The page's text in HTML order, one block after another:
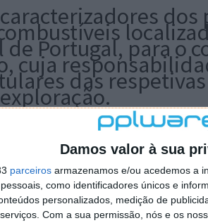
Damos valor à sua
parceiros armazenamos e/ou acedemos a
como identificadores únicos e
personalizados, medição de
Com a sua permissão, nós e os
dos
Portugal, para o
cuja
das
tem mais de um ano